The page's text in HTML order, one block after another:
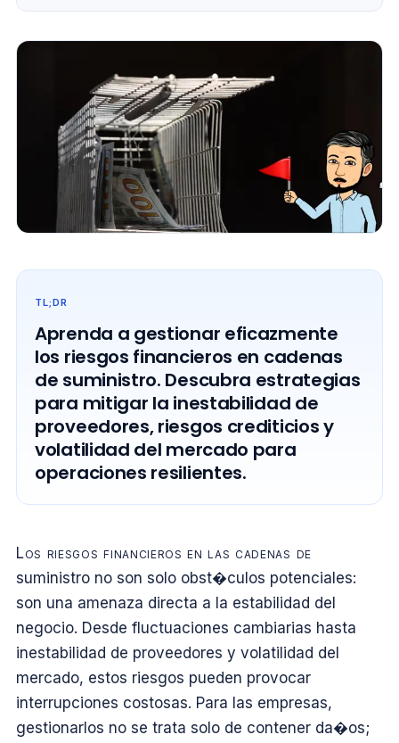
TL;DR
Aprenda a gestionar eficazmente
los riesgos financieros en cadenas
de suministro. Descubra estrategias
para mitigar la inestabilidad de
proveedores, riesgos crediticios y
volatilidad del mercado para
operaciones resilientes.
Los riesgos financieros en las cadenas de
suministro no son solo obst�culos potenciales:
son una amenaza directa a la estabilidad del
negocio. Desde fluctuaciones cambiarias hasta
inestabilidad de proveedores y volatilidad del
mercado, estos riesgos pueden provocar
interrupciones costosas. Para las empresas,
gestionarlos no se trata solo de contener da�os;